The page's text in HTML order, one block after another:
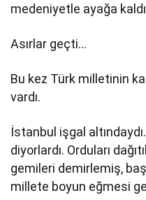
medeniyetle ayağa
Asırlar geçti…
Bu kez Türk milletinin
vardı.
İstanbul işgal
diyorlardı. Orduları
gemileri demirlemiş,
millete boyun eğmesi